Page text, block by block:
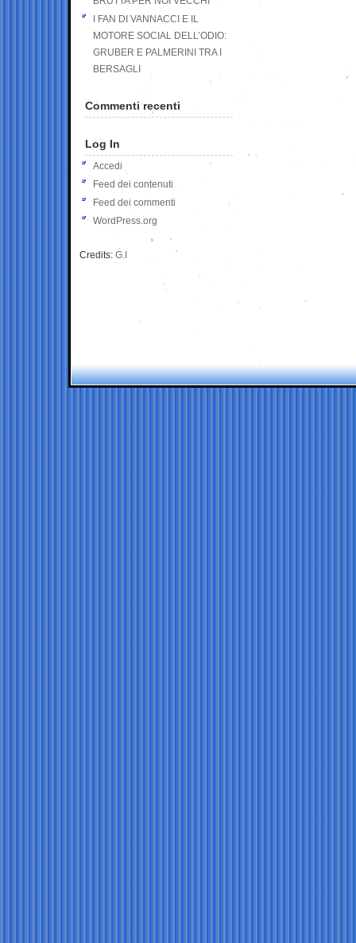
I FAN DI VANNACCI E IL
MOTORE SOCIAL DELL’ODIO:
GRUBER E PALMERINI TRA I
BERSAGLI
Commenti recenti
Log In
Accedi
Feed dei contenuti
Feed dei commenti
WordPress.org
Credits: G.I